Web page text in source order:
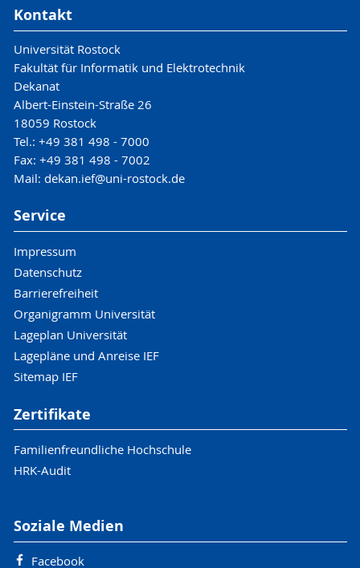
Kontakt
Universität Rostock
Fakultät für Informatik und Elektrotechnik
Dekanat
Albert-Einstein-Straße 26
18059 Rostock
Tel.: +49 381 498 - 7000
Fax: +49 381 498 - 7002
Mail: dekan.ief@uni-rostock.de
Service
Impressum
Datenschutz
Barrierefreiheit
Organigramm Universität
Lageplan Universität
Lagepläne und Anreise IEF
Sitemap IEF
Zertifikate
Familienfreundliche Hochschule
HRK-Audit
Soziale Medien
Facebook